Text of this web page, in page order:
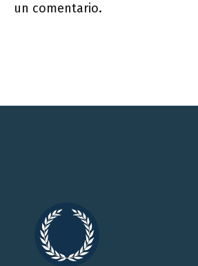
un comentario.